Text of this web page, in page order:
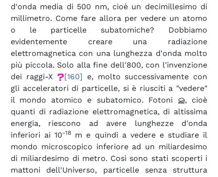
d'onda media di 500 nm, cioè un decimillesimo di
millimetro. Come fare allora per vedere un atomo
o le particelle subatomiche? Dobbiamo
evidentemente creare una radiazione
elettromagnetica con una lunghezza d'onda molto
più piccola. Solo alla fine dell'800, con l'invenzione
dei raggi-X
[160] e, molto successivamente con
gli acceleratori di particelle, si è riusciti a "vedere"
il mondo atomico e subatomico. Fotoni
, cioè
quanti di radiazione elettromagnetica, di altissima
energia, riescono ad avere lunghezze d'onda
inferiori ai 10-18
m e quindi a vedere e studiare il
mondo microscopico inferiore ad un miliardesimo
di miliardesimo di metro. Così sono stati scoperti i
mattoni dell'Universo, particelle senza struttura